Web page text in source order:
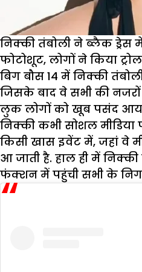
निक्की तंबोली ने ब्लैक ड्रेस
फोटोशूट, लोगों ने किया ट्रोल
बिग बौस 14 में निक्की
जिसके बाद वे सभी की
लुक लोगों को खूब पसंद आया
निक्की कभी सोशल मीडिया
किसी खास इवेंट में, जहां वे
आ जाती है. हाल ही में
फंक्शन में पहुंची सभी के